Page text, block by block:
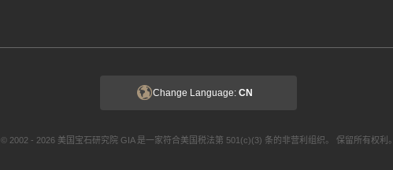
Change Language: CN
© 2002 - 2026 美国宝石研究院 GIA 是一家符合美国税法第 501(c)(3) 条的非营利组织。 保留所有权利。